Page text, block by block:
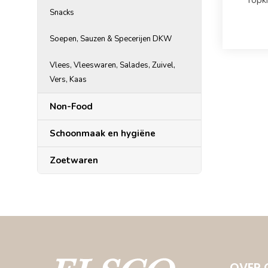
Snacks
Soepen, Sauzen & Specerijen DKW
Vlees, Vleeswaren, Salades, Zuivel,
Vers, Kaas
Non-Food
Schoonmaak en hygiëne
Zoetwaren